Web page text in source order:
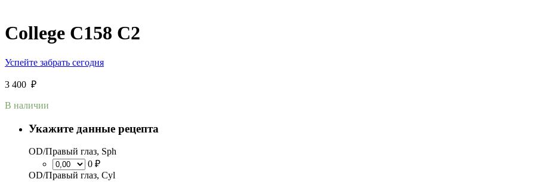
College C158 C2
Успейте забрать сегодня
3 400 ₽
В наличии
Укажите данные рецепта
OD/Правый глаз, Sph
0 ₽
OD/Правый глаз, Cyl